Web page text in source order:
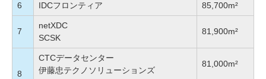
6 IDCフロンティア 85,700m²
7
netXDC
SCSK
81,900m²
8
CTCデータセンター
伊藤忠テクノソリューションズ
81,000m²